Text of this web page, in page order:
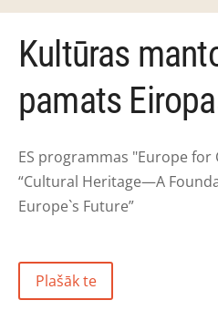
Kultūras
pamats
ES programmas "Europe for
“Cultural Heritage—A
Europe`s Future”
Plašāk te